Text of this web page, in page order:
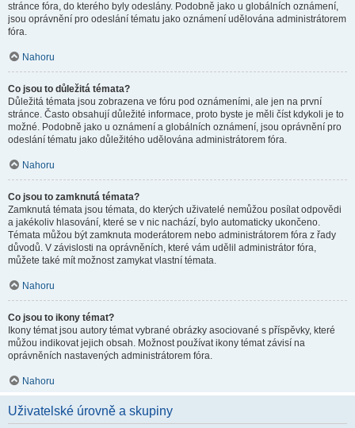
stránce fóra, do kterého byly odeslány. Podobně jako u globálních oznámení,
jsou oprávnění pro odeslání tématu jako oznámení udělována administrátorem
fóra.
Nahoru
Co jsou to důležitá témata?
Důležitá témata jsou zobrazena ve fóru pod oznámeními, ale jen na první
stránce. Často obsahují důležité informace, proto byste je měli číst kdykoli je to
možné. Podobně jako u oznámení a globálních oznámení, jsou oprávnění pro
odeslání tématu jako důležitého udělována administrátorem fóra.
Nahoru
Co jsou to zamknutá témata?
Zamknutá témata jsou témata, do kterých uživatelé nemůžou posílat odpovědi
a jakékoliv hlasování, které se v nic nachází, bylo automaticky ukončeno.
Témata můžou být zamknuta moderátorem nebo administrátorem fóra z řady
důvodů. V závislosti na oprávněních, které vám udělil administrátor fóra,
můžete také mít možnost zamykat vlastní témata.
Nahoru
Co jsou to ikony témat?
Ikony témat jsou autory témat vybrané obrázky asociované s příspěvky, které
můžou indikovat jejich obsah. Možnost používat ikony témat závisí na
oprávněních nastavených administrátorem fóra.
Nahoru
Uživatelské úrovně a skupiny